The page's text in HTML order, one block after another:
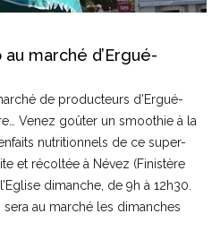
marché d’Ergué-
de producteurs d’Ergué-
Venez goûter un smoothie à la
nutritionnels de ce super-
et récoltée à Névez (Finistère
dimanche, de 9h à 12h30.
au marché les dimanches